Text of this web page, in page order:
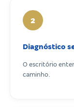
2
Diagnóstico
O escritório
caminho.